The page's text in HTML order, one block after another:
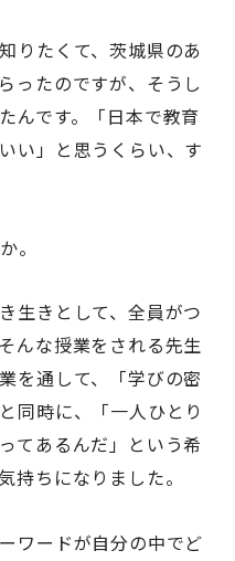
りたくて、茨城県のあ
ったのですが、そうし
んです。「日本で教育
い」と思うくらい、す
。
生きとして、全員がつ
んな授業をされる先生
を通して、「学びの密
同時に、「一人ひとり
てあるんだ」という希
持ちになりました。
ワードが自分の中でど